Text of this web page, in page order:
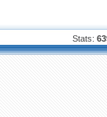
Stats: